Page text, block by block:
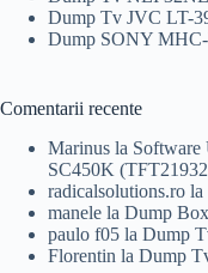
Dump Tv JVC LT-
Dump SONY
Comentarii recente
Marinus la
SC450K
radicalsolutions.ro la
manele la Dump
paulo f05 la Dump
Florentin la Dump